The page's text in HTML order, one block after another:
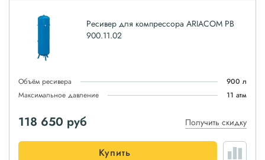
Ресивер для компрессора ARIACOM РВ
900.11.02
Объём ресивера
900 л
Максимальное давление
11 атм
118 650 руб Получить скидку
Купить